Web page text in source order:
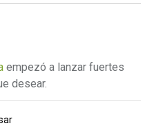
empezó a lanzar fuertes
desear.